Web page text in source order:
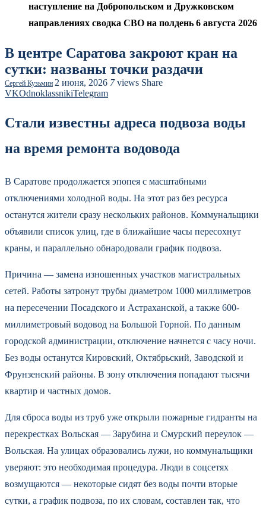
наступление на Добропольском и Дружковском
направлениях сводка СВО на полдень 6 августа 2026
В центре Саратова закроют кран на
сутки: названы точки раздачи
Сергей Кузьмин 2 июня, 2026 7views Share
VKOdnoklassnikiTelegram
Стали известны адреса подвоза воды
на время ремонта водовода
В Саратове продолжается эпопея с масштабными
отключениями холодной воды. На этот раз без ресурса
останутся жители сразу нескольких районов. Коммунальщики
объявили список улиц, где в ближайшие часы пересохнут
краны, и параллельно обнародовали график подвоза.
Причина — замена изношенных участков магистральных
сетей. Работы затронут трубы диаметром 1000 миллиметров
на пересечении Посадского и Астраханской, а также 600-
миллиметровый водовод на Большой Горной. По данным
городской администрации, отключение начнется с часу ночи.
Без воды останутся Кировский, Октябрьский, Заводской и
Фрунзенский районы. В зону отключения попадают тысячи
квартир и частных домов.
Для сброса воды из труб уже открыли пожарные гидранты на
перекрестках Вольская — Зарубина и Смурский переулок —
Вольская. На улицах образовались лужи, но коммунальщики
уверяют: это необходимая процедура. Люди в соцсетях
возмущаются — некоторые сидят без воды почти вторые
сутки, а график подвоза, по их словам, составлен так, что